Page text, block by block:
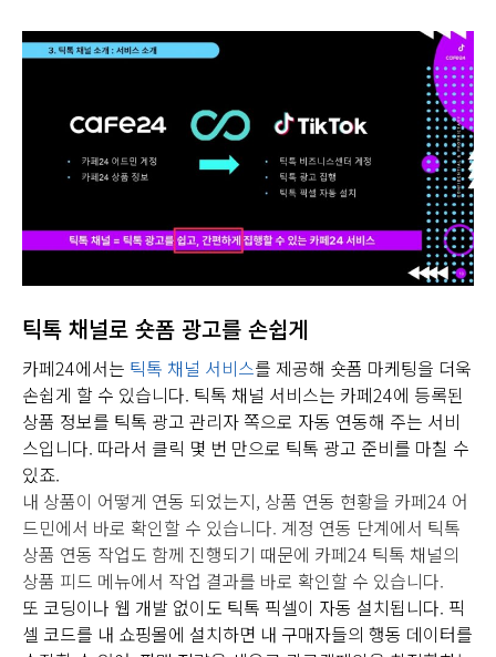
틱톡 채널로 숏폼 광고를 손쉽게
카페24에서는 틱톡 채널 서비스를 제공해 숏폼 마케팅을 더욱
손쉽게 할 수 있습니다. 틱톡 채널 서비스는 카페24에 등록된
상품 정보를 틱톡 광고 관리자 쪽으로 자동 연동해 주는 서비
스입니다. 따라서 클릭 몇 번 만으로 틱톡 광고 준비를 마칠 수
있죠.
내 상품이 어떻게 연동 되었는지, 상품 연동 현황을 카페24 어
드민에서 바로 확인할 수 있습니다. 계정 연동 단계에서 틱톡
상품 연동 작업도 함께 진행되기 때문에 카페24 틱톡 채널의
상품 피드 메뉴에서 작업 결과를 바로 확인할 수 있습니다.
또 코딩이나 웹 개발 없이도 틱톡 픽셀이 자동 설치됩니다. 픽
셀 코드를 내 쇼핑몰에 설치하면 내 구매자들의 행동 데이터를